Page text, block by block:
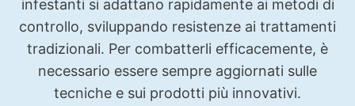
infestanti si adattano rapidamente ai metodi di
controllo, sviluppando resistenze ai trattamenti
tradizionali. Per combatterli efficacemente, è
necessario essere sempre aggiornati sulle
tecniche e sui prodotti più innovativi.